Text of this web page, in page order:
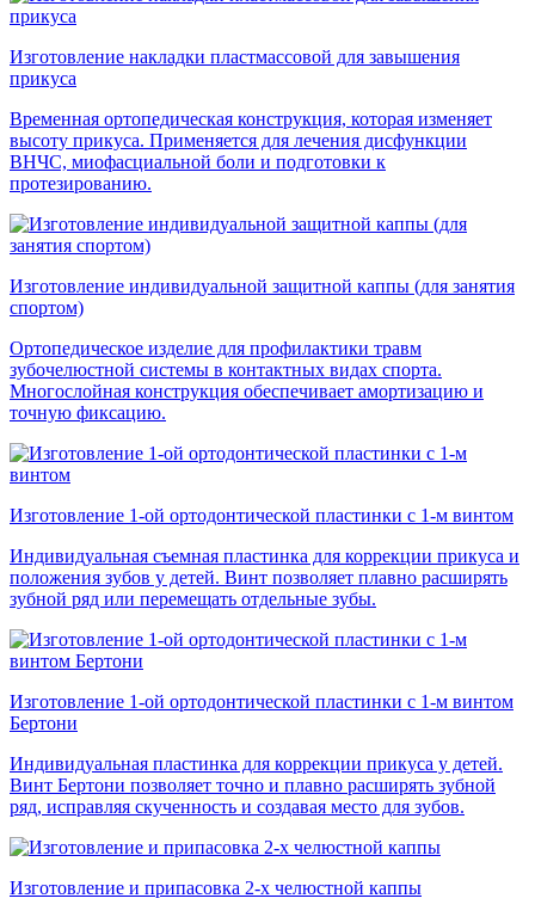
Изготовление накладки пластмассовой для завышения
прикуса
Временная ортопедическая конструкция, которая изменяет
высоту прикуса. Применяется для лечения дисфункции
ВНЧС, миофасциальной боли и подготовки к
протезированию.
Изготовление индивидуальной защитной каппы (для занятия
спортом)
Ортопедическое изделие для профилактики травм
зубочелюстной системы в контактных видах спорта.
Многослойная конструкция обеспечивает амортизацию и
точную фиксацию.
Изготовление 1-ой ортодонтической пластинки с 1-м винтом
Индивидуальная съемная пластинка для коррекции прикуса и
положения зубов у детей. Винт позволяет плавно расширять
зубной ряд или перемещать отдельные зубы.
Изготовление 1-ой ортодонтической пластинки с 1-м винтом
Бертони
Индивидуальная пластинка для коррекции прикуса у детей.
Винт Бертони позволяет точно и плавно расширять зубной
ряд, исправляя скученность и создавая место для зубов.
Изготовление и припасовка 2-х челюстной каппы